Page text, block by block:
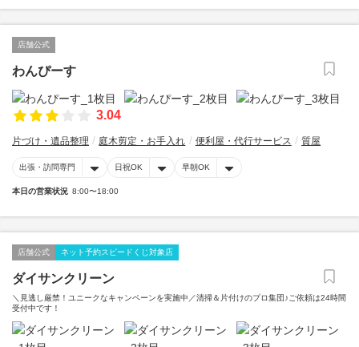
店舗公式
わんぴーす
3.04
片づけ・遺品整理 庭木剪定・お手入れ 便利屋・代行サービス 質屋
出張・訪問専門 日祝OK 早朝OK
本日の営業状況 8:00〜18:00
店舗公式 ネット予約スピードくじ対象店
ダイサンクリーン
＼見逃し厳禁！ユニークなキャンペーンを実施中／清掃＆片付けのプロ集団♪ご依頼は24時間
受付中です！